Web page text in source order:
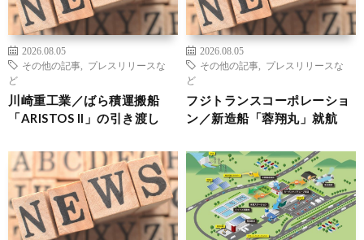
2026.08.05
その他の記事
プレスリリースな
ど
川崎重工業／ばら積運搬船
「ARISTOS II」の引き渡し
2026.08.05
その他の記事
プレスリリースな
ど
フジトランスコーポレーショ
ン／新造船「蓉翔丸」就航